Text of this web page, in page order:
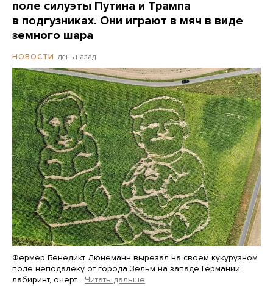
поле силуэты Путина и Трампа
в подгузниках. Они играют в мяч в виде
земного шара
НОВОСТИ день назад
Фермер Бенедикт Люнеманн вырезал на своем кукурузном
поле неподалеку от города Зельм на западе Германии
лабиринт, очерт… Читать дальше